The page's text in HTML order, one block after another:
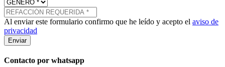
Al enviar este formulario confirmo que he leído y acepto el aviso de
privacidad
Enviar
Contacto por whatsapp